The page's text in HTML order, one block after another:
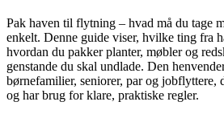
Pak haven til flytning – hvad må du tage
enkelt. Denne guide viser, hvilke ting fra
hvordan du pakker planter, møbler og
genstande du skal undlade. Den
børnefamilier, seniorer, par og jobflyttere,
og har brug for klare, praktiske regler.